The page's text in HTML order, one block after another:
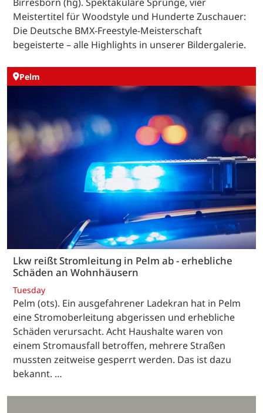
Meistertitel für Woodstyle und Hunderte Zuschauer:
Die Deutsche BMX-Freestyle-Meisterschaft
begeisterte – alle Highlights in unserer Bildergalerie.
Pelm
Lkw reißt Stromleitung in Pelm ab - erhebliche
Schäden an Wohnhäusern
Tuesday
Pelm (ots). Ein ausgefahrener Ladekran hat in Pelm
eine Stromoberleitung abgerissen und erhebliche
Schäden verursacht. Acht Haushalte waren von
einem Stromausfall betroffen, mehrere Straßen
mussten zeitweise gesperrt werden. Das ist dazu
bekannt. …